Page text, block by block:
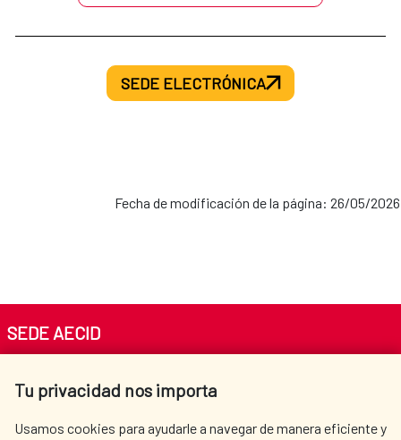
SEDE ELECTRÓNICA
Fecha de modificación de la página: 26/05/2026
Tu privacidad nos importa
Usamos cookies para ayudarle a navegar de manera eficiente y
SEDE AECID
Tel. +34 900 20 30 54​​​​​​​